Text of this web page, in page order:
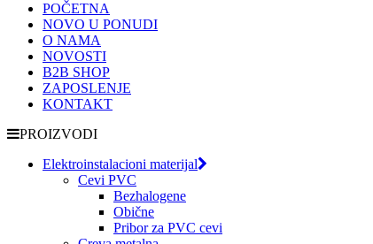
POČETNA
NOVO U PONUDI
O NAMA
NOVOSTI
B2B SHOP
ZAPOSLENJE
KONTAKT
PROIZVODI
Elektroinstalacioni materijal
Cevi PVC
Bezhalogene
Obične
Pribor za PVC cevi